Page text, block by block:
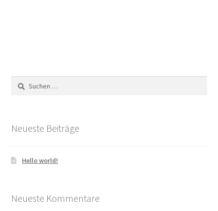
Suchen
nach:
Neueste Beiträge
Hello world!
Neueste Kommentare